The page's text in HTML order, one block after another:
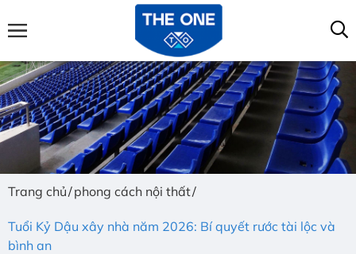
Trang chủ phong cách nội thất
Tuổi Kỷ Dậu xây nhà năm 2026: Bí quyết rước tài lộc và
bình an